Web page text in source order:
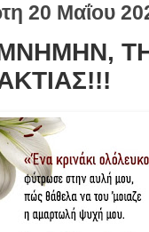
20 Μαΐου
ΜΝΗΜΗΝ,